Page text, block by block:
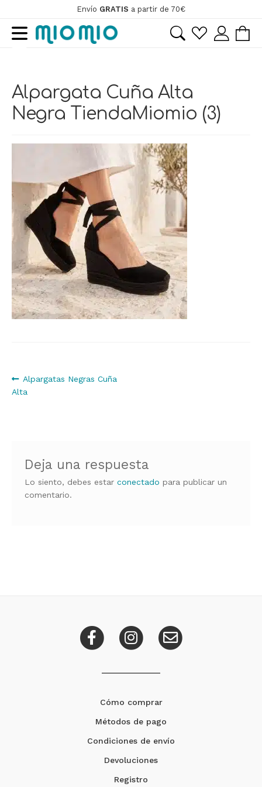
Envío GRATIS a partir de 70€
Ir
a
Ir
al
Alpargata Cuña Alta
Negra TiendaMiomio (3)
Navegación
de
Anterior:
Alpargatas Negras Cuña
Alta
Deja una respuesta
Lo siento, debes estarconectado para publicar un
comentario.
Cómo comprar
Métodos de pago
Condiciones de envío
Devoluciones
Registro